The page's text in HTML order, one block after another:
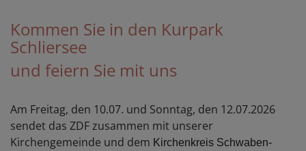
Kommen Sie in den Kurpark
Schliersee
und feiern Sie mit uns
Am Freitag, den 10.07. und Sonntag, den 12.07.2026
sendet das ZDF zusammen mit unserer
Kirchengemeinde und dem Kirchenkreis Schwaben-